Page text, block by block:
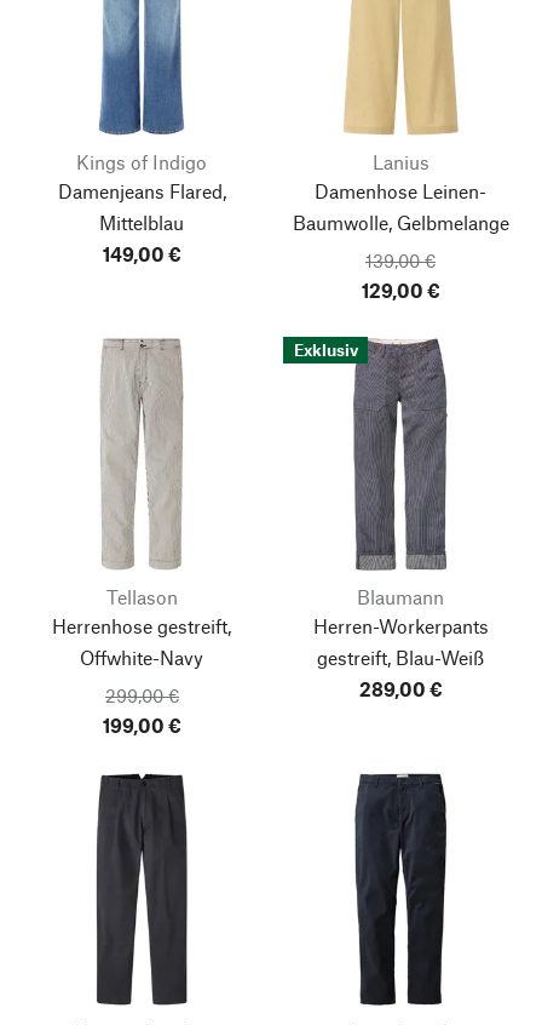
Kings of Indigo
Damenjeans Flared,
Mittelblau
149,00 €
Lanius
Damenhose Leinen-
Baumwolle, Gelbmelange
139,00 €
129,00 €
Tellason
Herrenhose gestreift,
Offwhite-Navy
299,00 €
199,00 €
Exklusiv
Blaumann
Herren-Workerpants
gestreift, Blau-Weiß
289,00 €